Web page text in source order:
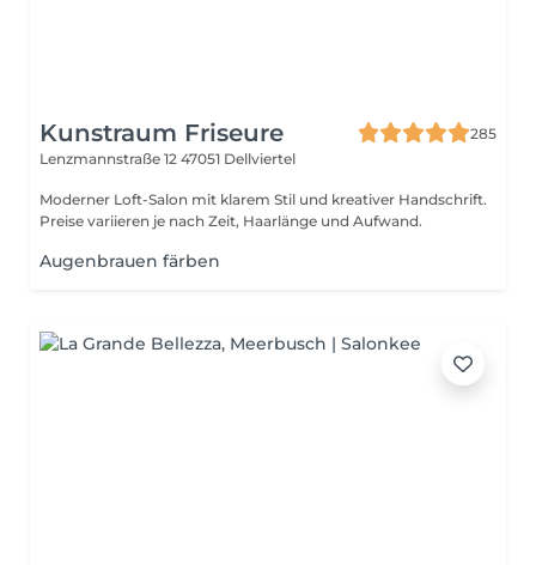
Kunstraum Friseure
285
Lenzmannstraße 12 47051 Dellviertel
Moderner Loft-Salon mit klarem Stil und kreativer Handschrift.
Preise variieren je nach Zeit, Haarlänge und Aufwand.
Augenbrauen färben